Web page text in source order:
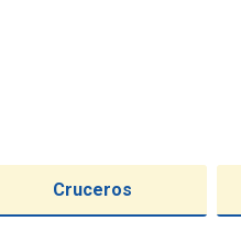
Cruceros